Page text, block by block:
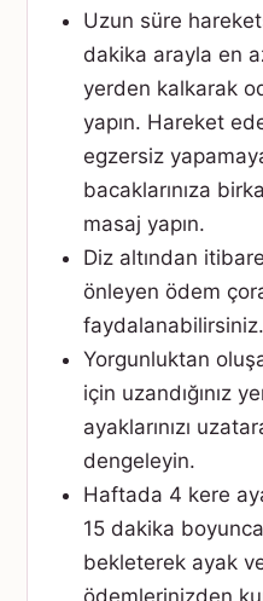
Uzun süre
dakika arayla en
yerden kalkarak
yapın. Hareket
egzersiz
bacaklarınıza
masaj yapın.
Diz altından
önleyen ödem
faydalanabilirsiniz.
Yorgunluktan
için uzandığınız
ayaklarınızı
dengeleyin.
Haftada 4 kere
15 dakika
bekleterek ayak
ödemlerinizden